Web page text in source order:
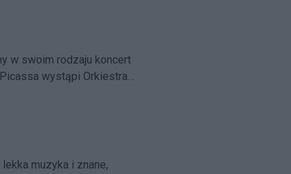
w swoim rodzaju koncert
wystąpi Orkiestra
muzyka i znane,